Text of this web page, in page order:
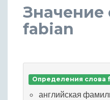
Значение
fabian
Определения слова
английская